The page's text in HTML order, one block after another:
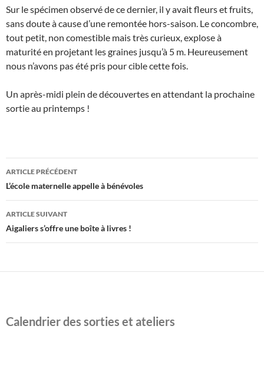
Sur le spécimen observé de ce dernier, il y avait fleurs et fruits,
sans doute à cause d’une remontée hors-saison. Le concombre,
tout petit, non comestible mais très curieux, explose à
maturité en projetant les graines jusqu’à 5 m. Heureusement
nous n’avons pas été pris pour cible cette fois.
Un après-midi plein de découvertes en attendant la prochaine
sortie au printemps !
Navigation
des
articles
ARTICLE PRÉCÉDENT
L’école maternelle appelle à bénévoles
ARTICLE SUIVANT
Aigaliers s’offre une boîte à livres !
Calendrier des sorties et ateliers